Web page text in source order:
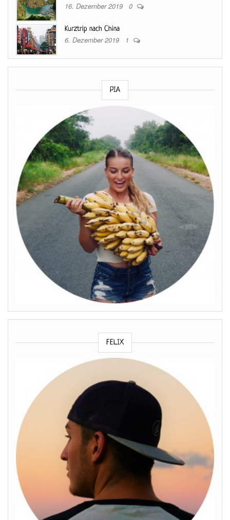
16. Dezember 2019 0
Kurztrip nach China
6. Dezember 2019 1
PIA
FELIX